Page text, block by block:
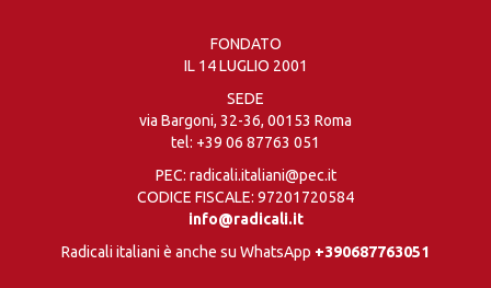
FONDATO
IL 14 LUGLIO 2001
SEDE
via Bargoni, 32-36, 00153 Roma
tel: +39 06 87763 051
PEC: radicali.italiani@pec.it
CODICE FISCALE: 97201720584
info@radicali.it
Radicali italiani è anche su WhatsApp +390687763051